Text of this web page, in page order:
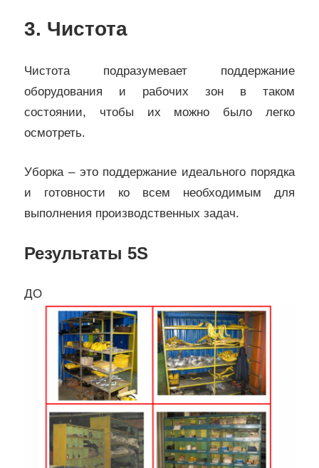
3. Чистота
Чистота подразумевает поддержание
оборудования и рабочих зон в таком
состоянии, чтобы их можно было легко
осмотреть.
Уборка – это поддержание идеального порядка
и готовности ко всем необходимым для
выполнения производственных задач.
Результаты 5S
ДО